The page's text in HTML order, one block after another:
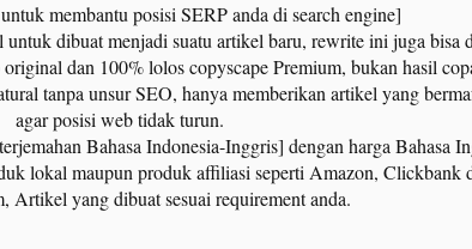
membantu posisi SERP anda di search engine]​
dibuat menjadi suatu artikel baru, rewrite ini juga bisa
dan 100% lolos copyscape Premium, bukan hasil
tanpa unsur SEO, hanya memberikan artikel yang
agar posisi web tidak turun.​
Bahasa Indonesia-Inggris] dengan harga Bahasa
lokal maupun produk affiliasi seperti Amazon, Clickbank
Artikel yang dibuat sesuai requirement anda.​